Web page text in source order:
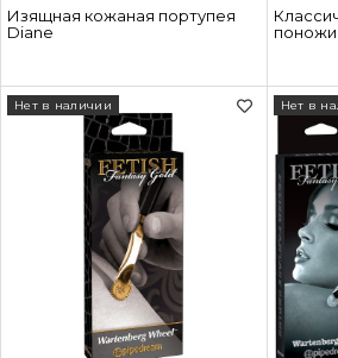
Изящная кожаная портупея
Diane
поножи
Нет в наличии Нет в